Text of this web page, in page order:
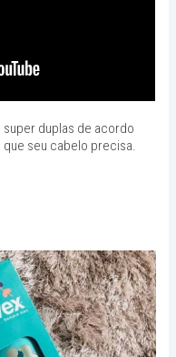
duplas de acordo
que seu cabelo precisa.